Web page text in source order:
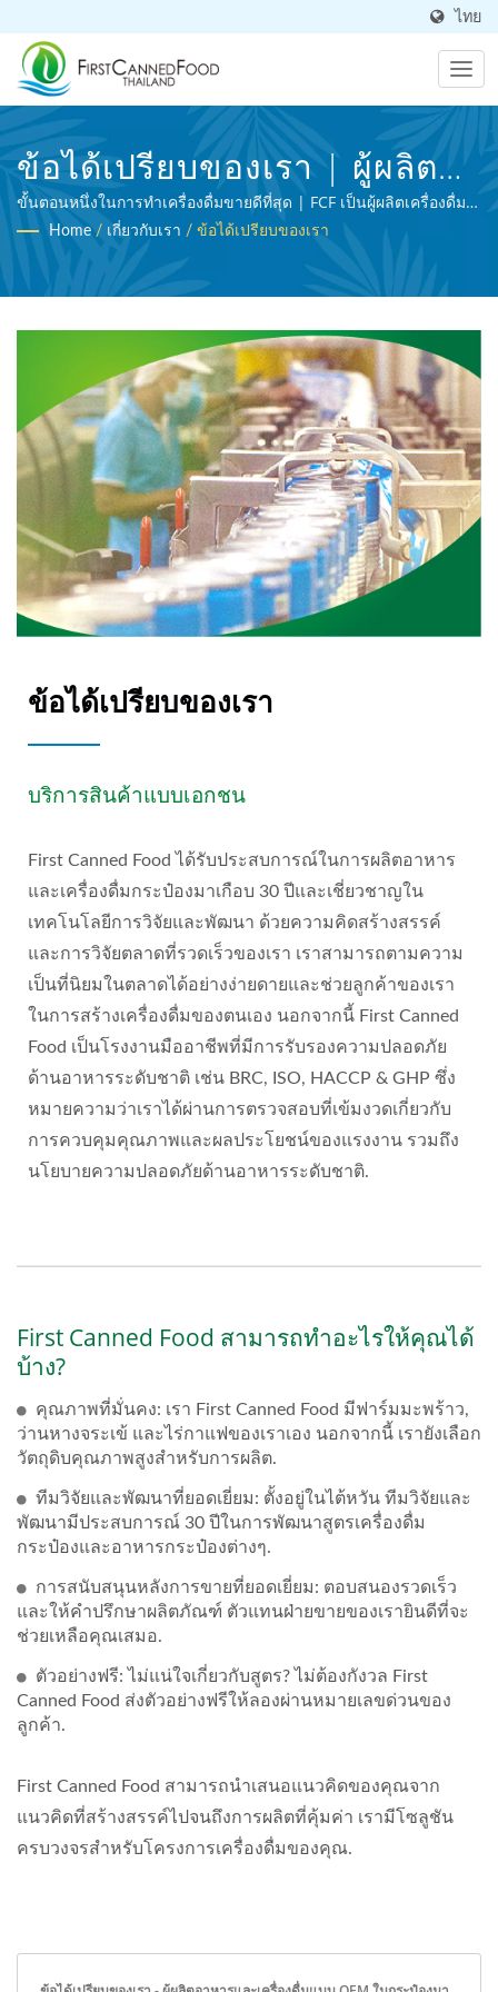
ไทย
ข้อได้เปรียบของเรา | ผู้ผลิต
OEM อาหารและเครื่องดื่ม
กระป๋องมาเกือบ 30 ปี | First
Canned Food (Thai) Co., Ltd.
ขั้นตอนหนึ่งในการทำเครื่องดื่มขายดีที่สุด | FCF เป็นผู้ผลิตเครื่องดื่ม
มืออาชีพที่ได้รับการรับรอง BRC และเป็นผู้เชี่ยวชาญในการประมวล
ผลอาหารทางการเกษตร
Home / เกี่ยวกับเรา / ข้อได้เปรียบของเรา
ข้อได้เปรียบของเรา
บริการสินค้าแบบเอกชน
First Canned Food ได้รับประสบการณ์ในการผลิตอาหาร
และเครื่องดื่มกระป๋องมาเกือบ 30 ปีและเชี่ยวชาญใน
เทคโนโลยีการวิจัยและพัฒนา ด้วยความคิดสร้างสรรค์
และการวิจัยตลาดที่รวดเร็วของเรา เราสามารถตามความ
เป็นที่นิยมในตลาดได้อย่างง่ายดายและช่วยลูกค้าของเรา
ในการสร้างเครื่องดื่มของตนเอง นอกจากนี้ First Canned
Food เป็นโรงงานมืออาชีพที่มีการรับรองความปลอดภัย
ด้านอาหารระดับชาติ เช่น BRC, ISO, HACCP & GHP ซึ่ง
หมายความว่าเราได้ผ่านการตรวจสอบที่เข้มงวดเกี่ยวกับ
การควบคุมคุณภาพและผลประโยชน์ของแรงงาน รวมถึง
นโยบายความปลอดภัยด้านอาหารระดับชาติ.
First Canned Food สามารถทำอะไรให้คุณได้
บ้าง?
คุณภาพที่มั่นคง: เรา First Canned Food มีฟาร์มมะพร้าว,
ว่านหางจระเข้ และไร่กาแฟของเราเอง นอกจากนี้ เรายังเลือก
วัตถุดิบคุณภาพสูงสำหรับการผลิต.
ทีมวิจัยและพัฒนาที่ยอดเยี่ยม: ตั้งอยู่ในไต้หวัน ทีมวิจัยและ
พัฒนามีประสบการณ์ 30 ปีในการพัฒนาสูตรเครื่องดื่ม
กระป๋องและอาหารกระป๋องต่างๆ.
การสนับสนุนหลังการขายที่ยอดเยี่ยม: ตอบสนองรวดเร็ว
และให้คำปรึกษาผลิตภัณฑ์ ตัวแทนฝ่ายขายของเรายินดีที่จะ
ช่วยเหลือคุณเสมอ.
ตัวอย่างฟรี: ไม่แน่ใจเกี่ยวกับสูตร? ไม่ต้องกังวล First
Canned Food ส่งตัวอย่างฟรีให้ลองผ่านหมายเลขด่วนของ
ลูกค้า.
First Canned Food สามารถนำเสนอแนวคิดของคุณจาก
แนวคิดที่สร้างสรรค์ไปจนถึงการผลิตที่คุ้มค่า เรามีโซลูชัน
ครบวงจรสำหรับโครงการเครื่องดื่มของคุณ.